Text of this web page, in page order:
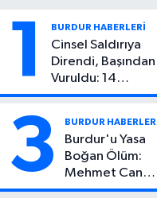
1 BURDUR HABERLERİ
Cinsel Saldırıya
Direndi, Başından
Vuruldu: 14
Yaşındaki
3 BURDUR
Burdur'u Yasa
Boğan Ölüm:
Mehmet Can
Atıcı Genç